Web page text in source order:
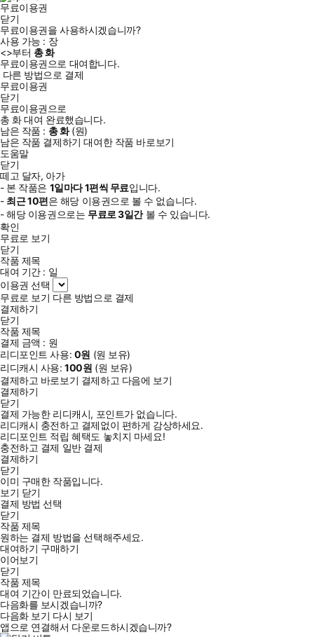
무료이용권
닫기
무료이용권을 사용하시겠습니까?
사용 가능 : 장
<>부터 총화
무료이용권으로 대여합니다.
다른 방법으로 결제
무료이용권
닫기
무료이용권으로
총 화대여 완료했습니다.
남은 작품 : 총화(원)
남은 작품 결제하기 대여한 작품 바로보기
도움말
닫기
떼고 달자, 아가
- 본 작품은 1일마다1편씩 무료입니다.
- 최근10편은 해당 이용권으로 볼 수 없습니다.
- 해당 이용권으로는 무료로3일간볼 수 있습니다.
확인
무료로 보기
닫기
작품 제목
대여 기간 : 일
이용권 선택
무료로 보기 다른 방법으로 결제
결제하기
닫기
작품 제목
결제 금액 : 원
리디포인트 사용: 0원 (원 보유)
리디캐시 사용:100원 (원 보유)
결제하고 바로보기 결제하고 다음에 보기
결제하기
닫기
결제 가능한 리디캐시, 포인트가 없습니다.
리디캐시 충전하고 결제없이 편하게 감상하세요.
리디포인트 적립 혜택도 놓치지 마세요!
충전하고 결제 일반 결제
결제하기
닫기
이미 구매한 작품입니다.
보기 닫기
결제 방법 선택
닫기
작품 제목
원하는 결제 방법을 선택해주세요.
대여하기 구매하기
이어보기
닫기
작품 제목
대여 기간이 만료되었습니다.
다음화를 보시겠습니까?
다음화 보기 다시 보기
앱으로 연결해서 다운로드하시겠습니까?